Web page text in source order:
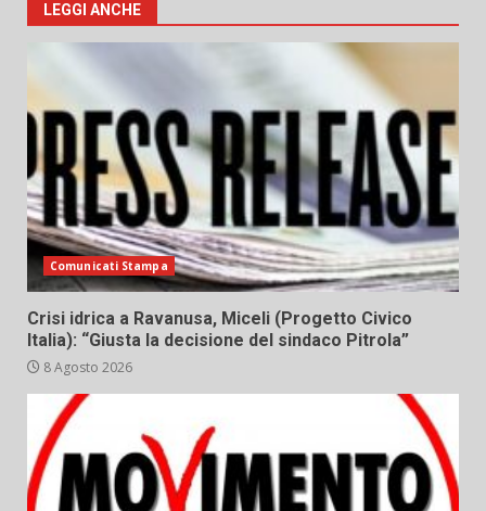
LEGGI ANCHE
Comunicati Stampa
Crisi idrica a Ravanusa, Miceli (Progetto Civico
Italia): “Giusta la decisione del sindaco Pitrola”
8 Agosto 2026